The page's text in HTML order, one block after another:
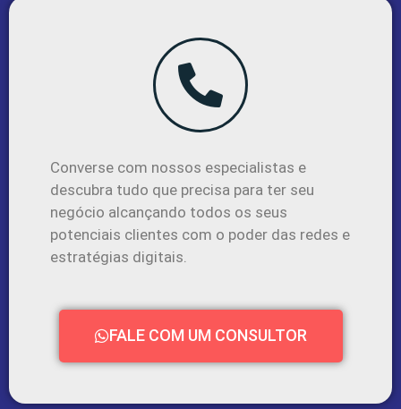
Converse com nossos especialistas e
descubra tudo que precisa para ter seu
negócio alcançando todos os seus
potenciais clientes com o poder das redes e
estratégias digitais.
FALE COM UM CONSULTOR